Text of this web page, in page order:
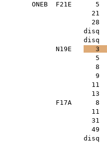
ONEB F21E 5
21
28
disq
disq
N19E
3
5
8
9
11
13
F17A 8
11
31
49
disq